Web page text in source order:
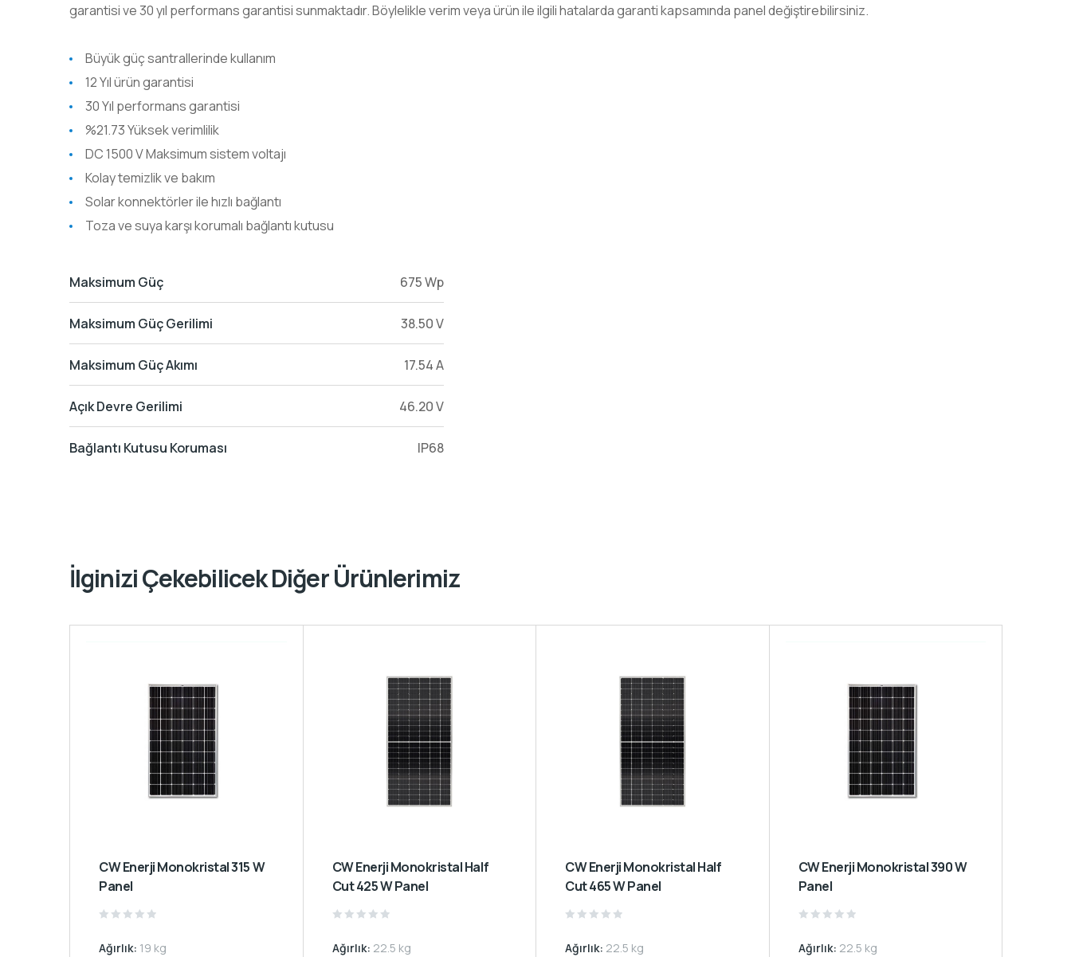
garantisi ve 30 yıl performans garantisi sunmaktadır. Böylelikle verim veya ürün ile ilgili hatalarda garanti kapsamında panel değiştirebilirsiniz.
Büyük güç santrallerinde kullanım
12 Yıl ürün garantisi
30 Yıl performans garantisi
%21.73 Yüksek verimlilik
DC 1500 V Maksimum sistem voltajı
Kolay temizlik ve bakım
Solar konnektörler ile hızlı bağlantı
Toza ve suya karşı korumalı bağlantı kutusu
Maksimum Güç 675 Wp
Maksimum Güç Gerilimi 38.50 V
Maksimum Güç Akımı 17.54 A
Açık Devre Gerilimi 46.20 V
Bağlantı Kutusu Koruması IP68
İlginizi Çekebilicek Diğer Ürünlerimiz
CW Enerji Monokristal 315 W
Panel
out
Ağırlık: 19 kg
CW Enerji Monokristal Half
Cut 425 W Panel
out
Ağırlık: 22.5 kg
CW Enerji Monokristal Half
Cut 465 W Panel
out
Ağırlık: 22.5 kg
CW Enerji Monokristal 390 W
Panel
out
Ağırlık: 22.5 kg